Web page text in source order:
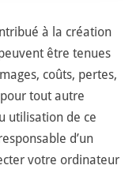
à la création
être tenues
coûts, pertes,
tout autre
utilisation de ce
d’un
votre ordinateur